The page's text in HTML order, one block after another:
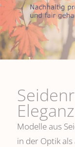
Eleganz
Modelle aus
in der Optik